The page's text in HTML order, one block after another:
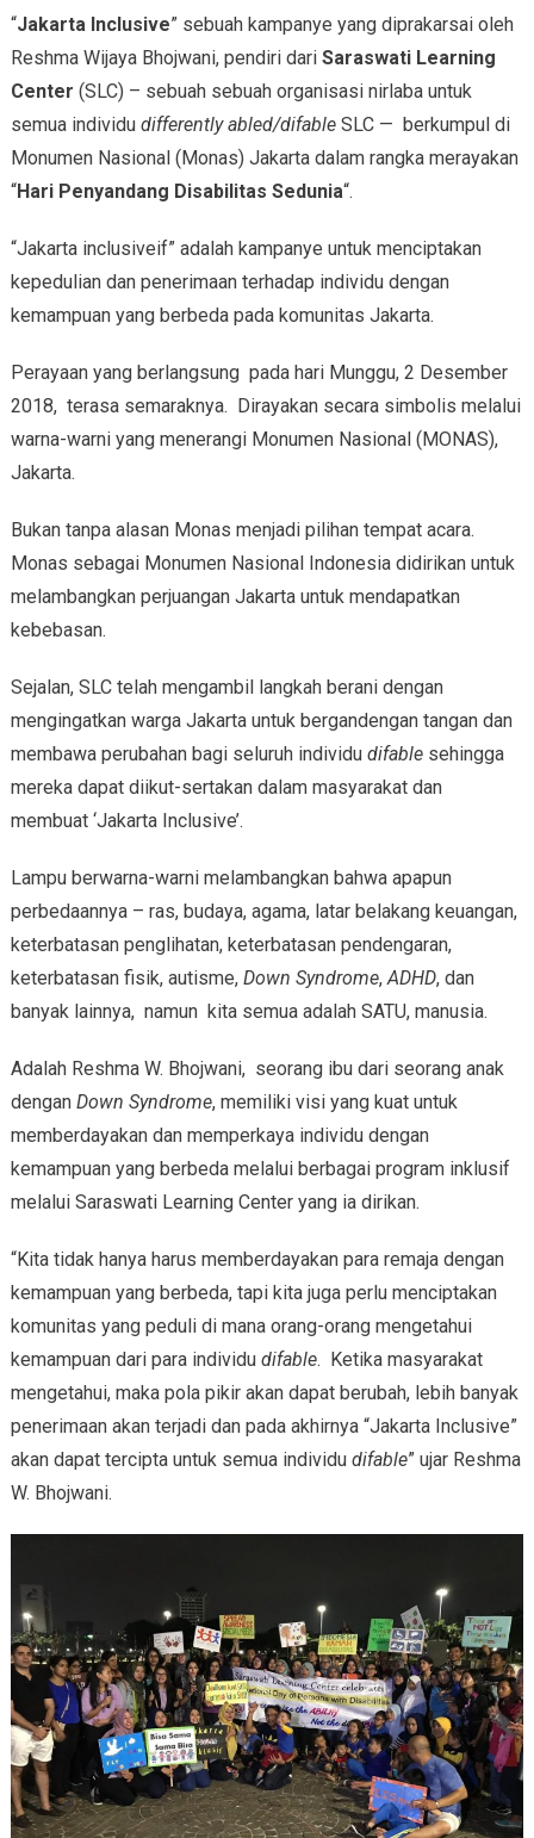
“Jakarta Inclusive” sebuah kampanye yang diprakarsai oleh
Reshma Wijaya Bhojwani, pendiri dari Saraswati Learning
Center (SLC) – sebuah sebuah organisasi nirlaba untuk
semua individu differently abled/difable SLC — berkumpul di
Monumen Nasional (Monas) Jakarta dalam rangka merayakan
“Hari Penyandang Disabilitas Sedunia“.
“Jakarta inclusiveif” adalah kampanye untuk menciptakan
kepedulian dan penerimaan terhadap individu dengan
kemampuan yang berbeda pada komunitas Jakarta.
Perayaan yang berlangsung pada hari Munggu, 2 Desember
2018, terasa semaraknya. Dirayakan secara simbolis melalui
warna-warni yang menerangi Monumen Nasional (MONAS),
Jakarta.
Bukan tanpa alasan Monas menjadi pilihan tempat acara.
Monas sebagai Monumen Nasional Indonesia didirikan untuk
melambangkan perjuangan Jakarta untuk mendapatkan
kebebasan.
Sejalan, SLC telah mengambil langkah berani dengan
mengingatkan warga Jakarta untuk bergandengan tangan dan
membawa perubahan bagi seluruh individu difablesehingga
mereka dapat diikut-sertakan dalam masyarakat dan
membuat ‘Jakarta Inclusive’.
Lampu berwarna-warni melambangkan bahwa apapun
perbedaannya – ras, budaya, agama, latar belakang keuangan,
keterbatasan penglihatan, keterbatasan pendengaran,
keterbatasan fisik, autisme, Down Syndrome,ADHD, dan
banyak lainnya, namun kita semua adalah SATU, manusia.
Adalah Reshma W. Bhojwani, seorang ibu dari seorang anak
dengan Down Syndrome, memiliki visi yang kuat untuk
memberdayakan dan memperkaya individu dengan
kemampuan yang berbeda melalui berbagai program inklusif
melalui Saraswati Learning Center yang ia dirikan.
“Kita tidak hanya harus memberdayakan para remaja dengan
kemampuan yang berbeda, tapi kita juga perlu menciptakan
komunitas yang peduli di mana orang-orang mengetahui
kemampuan dari para individudifable. Ketika masyarakat
mengetahui, maka pola pikir akan dapat berubah, lebih banyak
penerimaan akan terjadi dan pada akhirnya “Jakarta Inclusive”
akan dapat tercipta untuk semua individu difable” ujar Reshma
W. Bhojwani.